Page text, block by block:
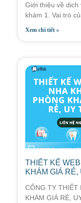
Giới thiệu về dịch
khám 1. Vai trò
Xem chi tiết »
THIẾT KẾ
KHÁM GIÁ RẺ,
CÔNG TY THIẾT
KHÁM GIÁ RẺ,